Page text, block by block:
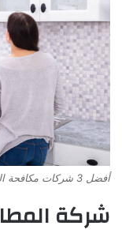
أفضل 3 شركات مكافحة الحشرات في الشارقة
شركة